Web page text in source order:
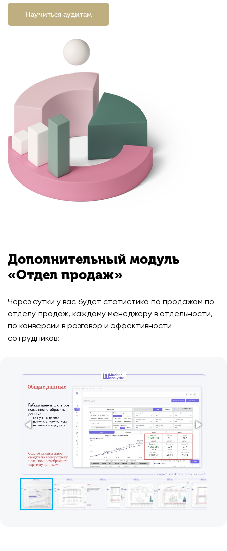
Научиться аудитам
Дополнительный модуль
«Отдел продаж»
Через сутки у вас будет статистика по продажам по
отделу продаж, каждому менеджеру в отдельности,
по конверсии в разговор и эффективности
сотрудников: